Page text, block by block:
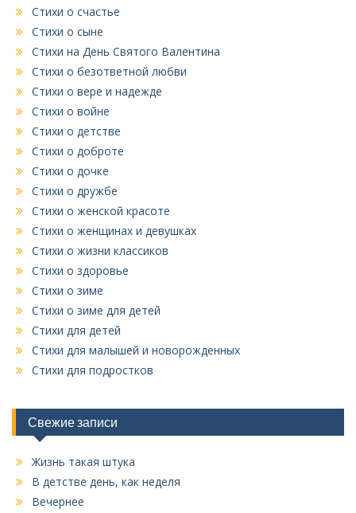
Стихи о счастье
Стихи о сыне
Стихи на День Святого Валентина
Стихи о безответной любви
Стихи о вере и надежде
Стихи о войне
Стихи о детстве
Стихи о доброте
Стихи о дочке
Стихи о дружбе
Стихи о женской красоте
Стихи о женщинах и девушках
Стихи о жизни классиков
Стихи о здоровье
Стихи о зиме
Стихи о зиме для детей
Стихи для детей
Стихи для малышей и новорожденных
Стихи для подростков
Свежие записи
Жизнь такая штука
В детстве день, как неделя
Вечернее